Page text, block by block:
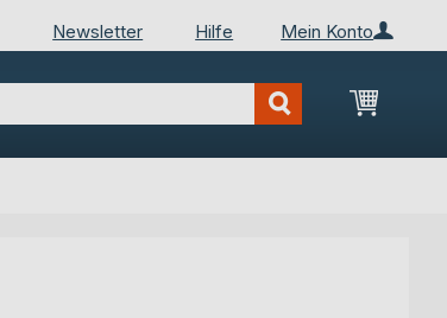
Mein Konto
Newsletter Hilfe
Mein